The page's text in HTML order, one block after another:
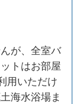
が、全室バ
トはお部屋
用いただけ
海水浴場ま